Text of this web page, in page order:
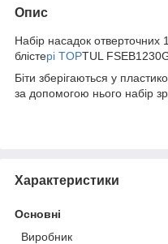
Опис
Набір насадок
блістері TOPTUL
Біти зберігаються у
за допомогою нього набір
Характеристики
Основні
Виробник